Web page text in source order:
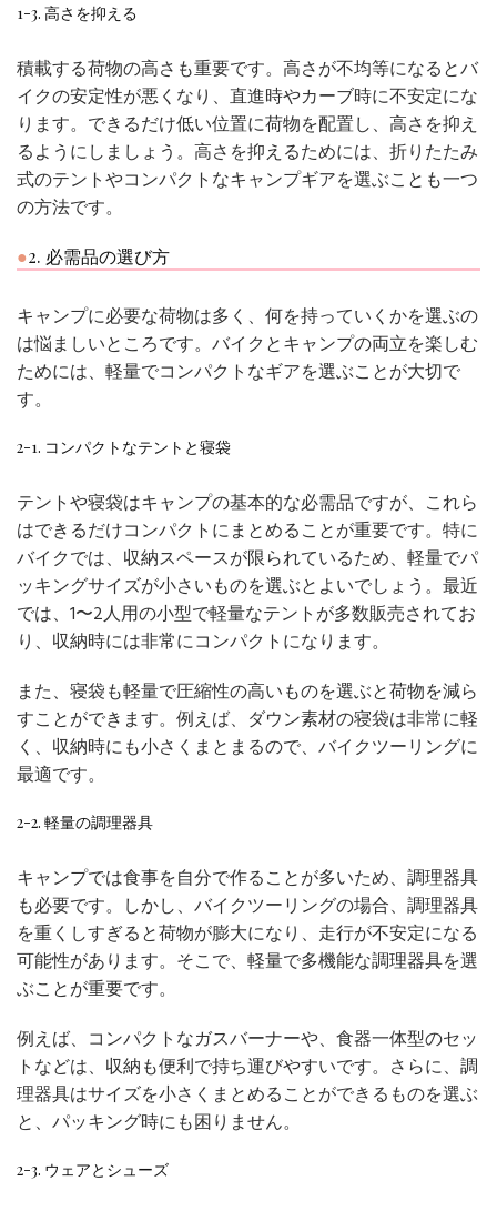
1-3. 高さを抑える
積載する荷物の高さも重要です。高さが不均等になるとバ
イクの安定性が悪くなり、直進時やカーブ時に不安定にな
ります。できるだけ低い位置に荷物を配置し、高さを抑え
るようにしましょう。高さを抑えるためには、折りたたみ
式のテントやコンパクトなキャンプギアを選ぶことも一つ
の方法です。
2. 必需品の選び方
キャンプに必要な荷物は多く、何を持っていくかを選ぶの
は悩ましいところです。バイクとキャンプの両立を楽しむ
ためには、軽量でコンパクトなギアを選ぶことが大切で
す。
2-1. コンパクトなテントと寝袋
テントや寝袋はキャンプの基本的な必需品ですが、これら
はできるだけコンパクトにまとめることが重要です。特に
バイクでは、収納スペースが限られているため、軽量でパ
ッキングサイズが小さいものを選ぶとよいでしょう。最近
では、1〜2人用の小型で軽量なテントが多数販売されてお
り、収納時には非常にコンパクトになります。
また、寝袋も軽量で圧縮性の高いものを選ぶと荷物を減ら
すことができます。例えば、ダウン素材の寝袋は非常に軽
く、収納時にも小さくまとまるので、バイクツーリングに
最適です。
2-2. 軽量の調理器具
キャンプでは食事を自分で作ることが多いため、調理器具
も必要です。しかし、バイクツーリングの場合、調理器具
を重くしすぎると荷物が膨大になり、走行が不安定になる
可能性があります。そこで、軽量で多機能な調理器具を選
ぶことが重要です。
例えば、コンパクトなガスバーナーや、食器一体型のセッ
トなどは、収納も便利で持ち運びやすいです。さらに、調
理器具はサイズを小さくまとめることができるものを選ぶ
と、パッキング時にも困りません。
2-3. ウェアとシューズ